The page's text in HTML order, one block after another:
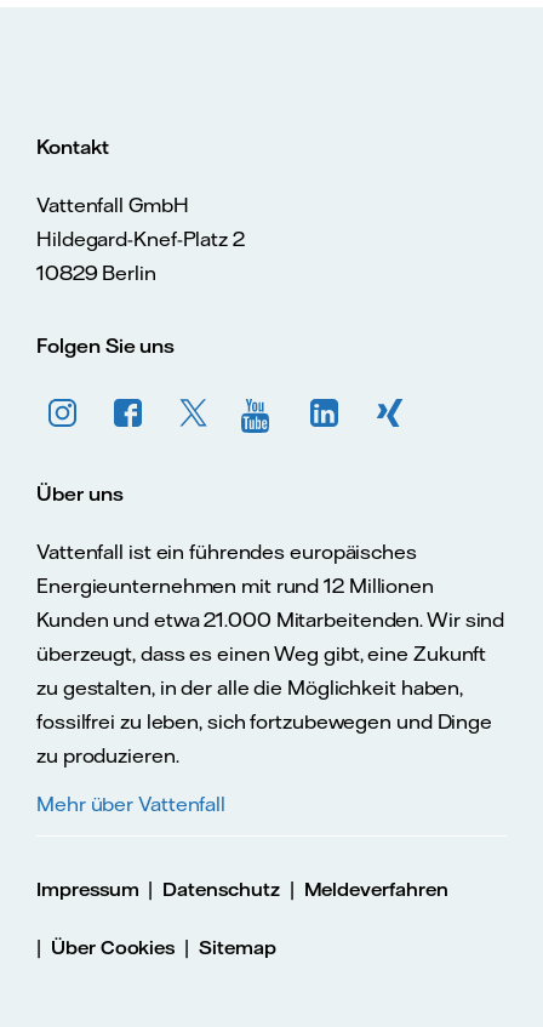
Kontakt
Vattenfall GmbH
Hildegard-Knef-Platz 2
10829 Berlin
Folgen Sie uns
Über uns
Vattenfall ist ein führendes europäisches
Energieunternehmen mit rund 12 Millionen
Kunden und etwa 21.000 Mitarbeitenden. Wir sind
überzeugt, dass es einen Weg gibt, eine Zukunft
zu gestalten, in der alle die Möglichkeit haben,
fossilfrei zu leben, sich fortzubewegen und Dinge
zu produzieren.
Mehr über Vattenfall
Impressum | Datenschutz| Meldeverfahren
| Über Cookies |Sitemap